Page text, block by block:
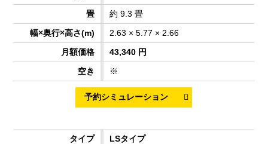
約 9.3 畳
2.63 × 5.77 × 2.66
43,340 円
※
LSタイプ